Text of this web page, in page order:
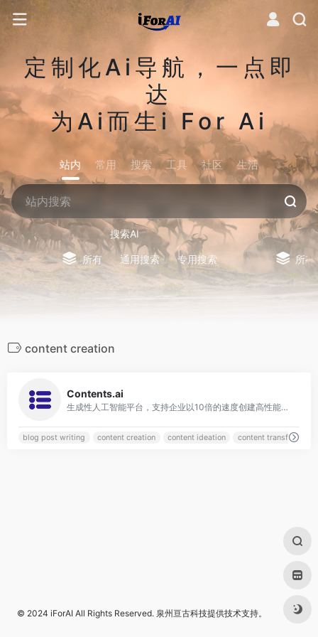
定制化Ai导航，一点即
达
为Ai而生i For Ai
站内 常用 搜索 工具 社区 生活
搜索AI
所有 通用搜索 专用搜索 所有
content creation
Contents.ai
生成性人工智能平台，支持企业以10倍的速度创建高性能、原创和搜索引擎优化的内容
blog post writing content creation content ideation content
© 2024 iForAI All Rights Reserved. 泉州亘古科技提供技术支持。